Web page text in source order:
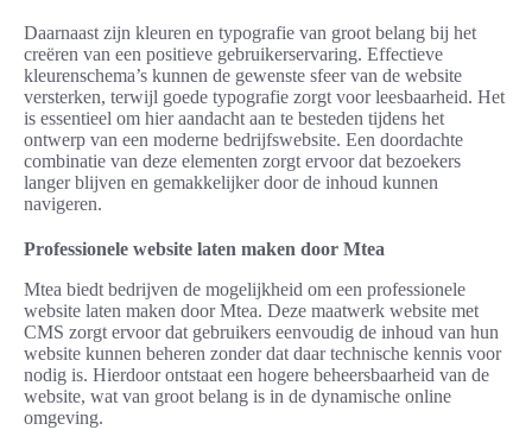
Daarnaast zijn kleuren en typografie van groot belang bij het
creëren van een positieve gebruikerservaring. Effectieve
kleurenschema’s kunnen de gewenste sfeer van de website
versterken, terwijl goede typografie zorgt voor leesbaarheid. Het
is essentieel om hier aandacht aan te besteden tijdens het
ontwerp van een moderne bedrijfswebsite. Een doordachte
combinatie van deze elementen zorgt ervoor dat bezoekers
langer blijven en gemakkelijker door de inhoud kunnen
navigeren.
Professionele website laten maken door Mtea
Mtea biedt bedrijven de mogelijkheid om een professionele
website laten maken door Mtea. Deze maatwerk website met
CMS zorgt ervoor dat gebruikers eenvoudig de inhoud van hun
website kunnen beheren zonder dat daar technische kennis voor
nodig is. Hierdoor ontstaat een hogere beheersbaarheid van de
website, wat van groot belang is in de dynamische online
omgeving.